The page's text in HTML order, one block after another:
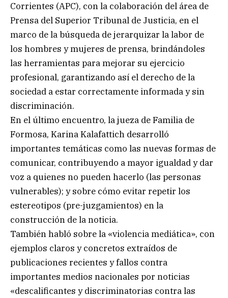
Corrientes (APC), con la colaboración del área de
Prensa del Superior Tribunal de Justicia, en el
marco de la búsqueda de jerarquizar la labor de
los hombres y mujeres de prensa, brindándoles
las herramientas para mejorar su ejercicio
profesional, garantizando así el derecho de la
sociedad a estar correctamente informada y sin
discriminación.
En el último encuentro, la jueza de Familia de
Formosa, Karina Kalafattich desarrolló
importantes temáticas como las nuevas formas de
comunicar, contribuyendo a mayor igualdad y dar
voz a quienes no pueden hacerlo (las personas
vulnerables); y sobre cómo evitar repetir los
estereotipos (pre-juzgamientos) en la
construcción de la noticia.
También habló sobre la «violencia mediática», con
ejemplos claros y concretos extraídos de
publicaciones recientes y fallos contra
importantes medios nacionales por noticias
«descalificantes y discriminatorias contra las